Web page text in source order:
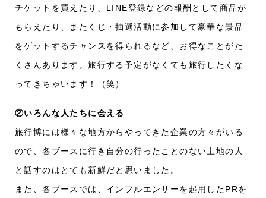
チケットを買えたり、LINE登録などの報酬として商品が
もらえたり、またくじ・抽選活動に参加して豪華な景品
をゲットするチャンスを得られるなど、お得なことがた
くさんあります。旅行する予定がなくても旅行したくな
ってきちゃいます！（笑）
②いろんな人たちに会える
旅行博には様々な地方からやってきた企業の方々がいる
ので、各ブースに行き自分の行ったことのない土地の人
と話すのはとても新鮮だと思いました。
また、各ブースでは、インフルエンサーを起用したPRを